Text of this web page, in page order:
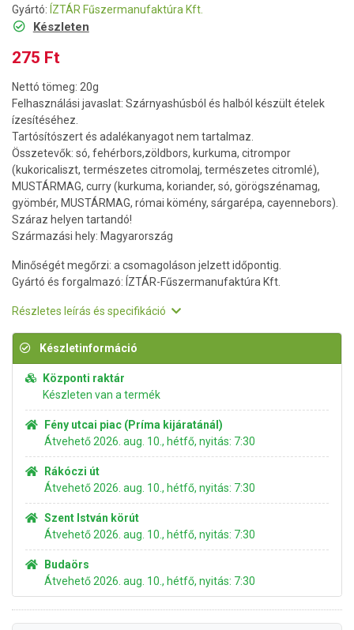
Gyártó: ÍZTÁR Fűszermanufaktúra Kft.
Készleten
275 Ft
Nettó tömeg: 20g
Felhasználási javaslat: Szárnyashúsból és halból készült ételek
ízesítéséhez.
Tartósítószert és adalékanyagot nem tartalmaz.
Összetevők: só, fehérbors,zöldbors, kurkuma, citrompor
(kukoricaliszt, természetes citromolaj, természetes citromlé),
MUSTÁRMAG, curry (kurkuma, koriander, só, görögszénamag,
gyömbér, MUSTÁRMAG, római kömény, sárgarépa, cayennebors).
Száraz helyen tartandó!
Származási hely: Magyarország
Minőségét megőrzi: a csomagoláson jelzett időpontig.
Gyártó és forgalmazó: ÍZTÁR-Fűszermanufaktúra Kft.
Részletes leírás és specifikáció
Készletinformáció
Központi raktár
Készleten van a termék
Fény utcai piac (Príma kijáratánál)
Átvehető 2026. aug. 10., hétfő, nyitás: 7:30
Rákóczi út
Átvehető 2026. aug. 10., hétfő, nyitás: 7:30
Szent István körút
Átvehető 2026. aug. 10., hétfő, nyitás: 7:30
Budaörs
Átvehető 2026. aug. 10., hétfő, nyitás: 7:30